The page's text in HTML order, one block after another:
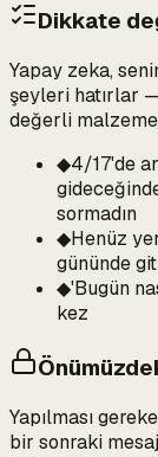
Dikkate
Yapay zeka,
şeyleri hatırlar
değerli
◆4/17'de
sormadın
◆Henüz
gününde
◆'Bugün
kez
Yapılması
bir sonraki